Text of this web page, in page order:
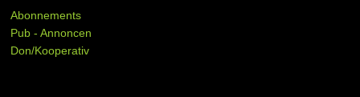
Abonnements
Pub - Annoncen
Don/Kooperativ